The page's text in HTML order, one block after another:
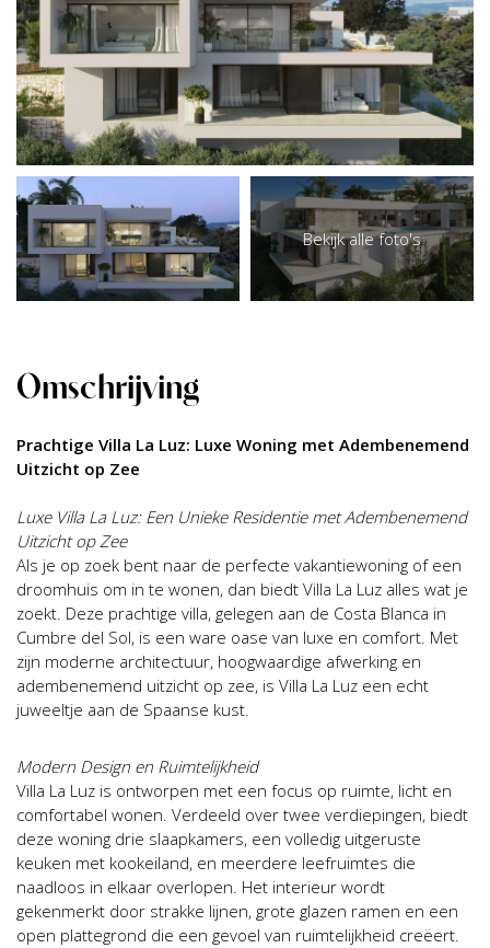
Bekijk alle foto's
Omschrijving
Prachtige Villa La Luz: Luxe Woning met Adembenemend
Uitzicht op Zee
Luxe Villa La Luz: Een Unieke Residentie met Adembenemend
Uitzicht op Zee
Als je op zoek bent naar de perfecte vakantiewoning of een
droomhuis om in te wonen, dan biedt Villa La Luz alles wat je
zoekt. Deze prachtige villa, gelegen aan de Costa Blanca in
Cumbre del Sol, is een ware oase van luxe en comfort. Met
zijn moderne architectuur, hoogwaardige afwerking en
adembenemend uitzicht op zee, is Villa La Luz een echt
juweeltje aan de Spaanse kust.
Modern Design en Ruimtelijkheid
Villa La Luz is ontworpen met een focus op ruimte, licht en
comfortabel wonen. Verdeeld over twee verdiepingen, biedt
deze woning drie slaapkamers, een volledig uitgeruste
keuken met kookeiland, en meerdere leefruimtes die
naadloos in elkaar overlopen. Het interieur wordt
gekenmerkt door strakke lijnen, grote glazen ramen en een
open plattegrond die een gevoel van ruimtelijkheid creëert.